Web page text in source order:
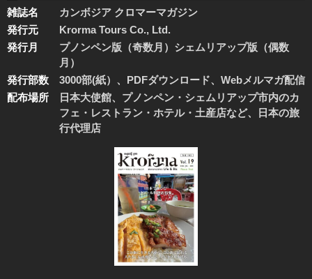
雑誌名
カンボジア クロマーマガジン
発行元
Krorma Tours Co., Ltd.
発行月
プノンペン版（奇数月）シェムリアップ版（偶数
月）
発行部数
3000部(紙）、PDFダウンロード、Webメルマガ配信
配布場所
日本大使館、プノンペン・シェムリアップ市内のカ
フェ・レストラン・ホテル・土産店など、日本の旅
行代理店